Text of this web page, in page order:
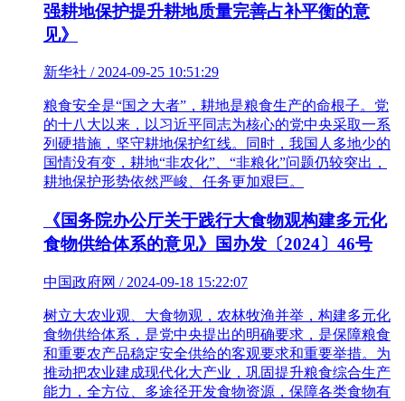
强耕地保护提升耕地质量完善占补平衡的意
见》
新华社 / 2024-09-25 10:51:29
粮食安全是“国之大者”，耕地是粮食生产的命根子。党
的十八大以来，以习近平同志为核心的党中央采取一系
列硬措施，坚守耕地保护红线。同时，我国人多地少的
国情没有变，耕地“非农化”、“非粮化”问题仍较突出，
耕地保护形势依然严峻、任务更加艰巨。
《国务院办公厅关于践行大食物观构建多元化
食物供给体系的意见》国办发〔2024〕46号
中国政府网 / 2024-09-18 15:22:07
树立大农业观、大食物观，农林牧渔并举，构建多元化
食物供给体系，是党中央提出的明确要求，是保障粮食
和重要农产品稳定安全供给的客观要求和重要举措。为
推动把农业建成现代化大产业，巩固提升粮食综合生产
能力，全方位、多途径开发食物资源，保障各类食物有